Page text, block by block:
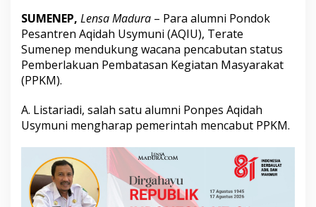
e
m
r
i
a
C
a
b
u
SUMENEP, Lensa Madura – Para alumni Pondok
Pesantren Aqidah Usymuni (AQIU), Terate
Sumenep mendukung wacana pencabutan status
Pemberlakuan Pembatasan Kegiatan Masyarakat
(PPKM).
A. Listariadi, salah satu alumni Ponpes Aqidah
Usymuni mengharap pemerintah mencabut PPKM.